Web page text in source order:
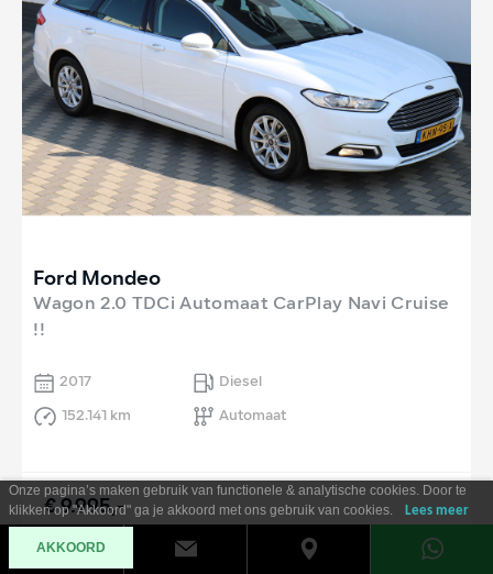
Ford Mondeo
Wagon 2.0 TDCi Automaat CarPlay Navi Cruise
!!
2017
Diesel
152.141 km
Automaat
€ 9.995,-
Al vanaf €180per maand
Onze pagina’s maken gebruik van functionele & analytische cookies. Door te
klikken op "Akkoord" ga je akkoord met ons gebruik van cookies.
Lees meer
AKKOORD